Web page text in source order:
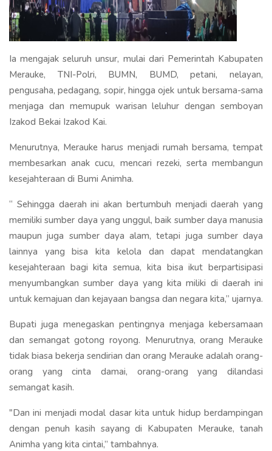
Ia mengajak seluruh unsur, mulai dari Pemerintah Kabupaten
Merauke, TNI-Polri, BUMN, BUMD, petani, nelayan,
pengusaha, pedagang, sopir, hingga ojek untuk bersama-sama
menjaga dan memupuk warisan leluhur dengan semboyan
Izakod Bekai Izakod Kai.
Menurutnya, Merauke harus menjadi rumah bersama, tempat
membesarkan anak cucu, mencari rezeki, serta membangun
kesejahteraan di Bumi Animha.
“ Sehingga daerah ini akan bertumbuh menjadi daerah yang
memiliki sumber daya yang unggul, baik sumber daya manusia
maupun juga sumber daya alam, tetapi juga sumber daya
lainnya yang bisa kita kelola dan dapat mendatangkan
kesejahteraan bagi kita semua, kita bisa ikut berpartisipasi
menyumbangkan sumber daya yang kita miliki di daerah ini
untuk kemajuan dan kejayaan bangsa dan negara kita,” ujarnya.
Bupati juga menegaskan pentingnya menjaga kebersamaan
dan semangat gotong royong. Menurutnya, orang Merauke
tidak biasa bekerja sendirian dan orang Merauke adalah orang-
orang yang cinta damai, orang-orang yang dilandasi
semangat kasih.
"Dan ini menjadi modal dasar kita untuk hidup berdampingan
dengan penuh kasih sayang di Kabupaten Merauke, tanah
Animha yang kita cintai,” tambahnya.